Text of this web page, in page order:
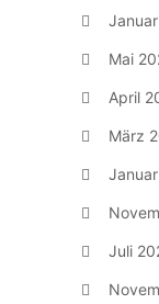
Mai
April
März
Juli